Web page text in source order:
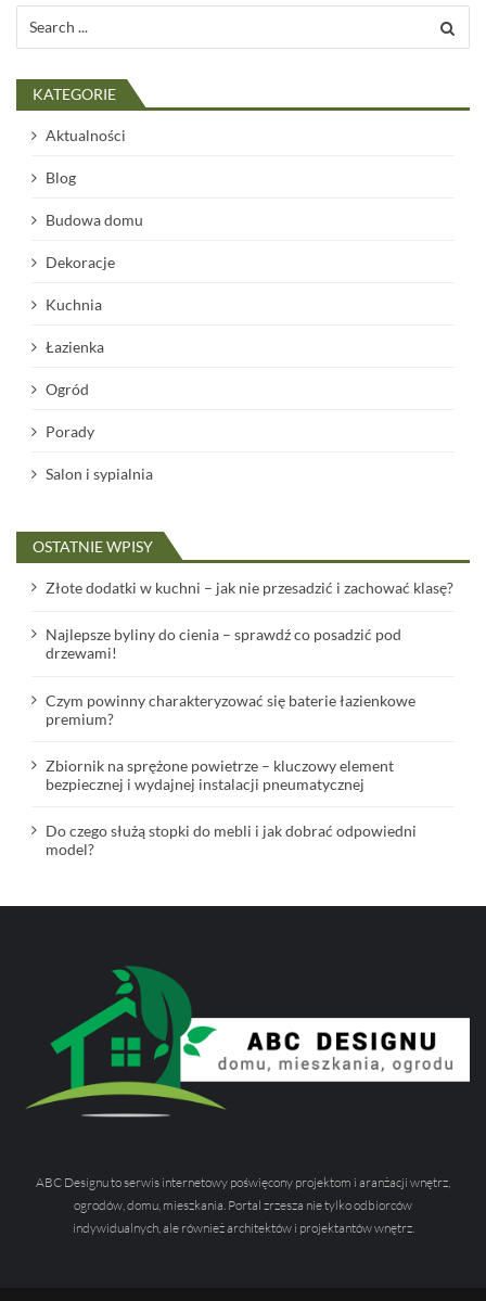
for:
KATEGORIE
Aktualności
Blog
Budowa domu
Dekoracje
Kuchnia
Łazienka
Ogród
Porady
Salon i sypialnia
OSTATNIE WPISY
Złote dodatki w kuchni – jak nie przesadzić i zachować klasę?
Najlepsze byliny do cienia – sprawdź co posadzić pod
drzewami!
Czym powinny charakteryzować się baterie łazienkowe
premium?
Zbiornik na sprężone powietrze – kluczowy element
bezpiecznej i wydajnej instalacji pneumatycznej
Do czego służą stopki do mebli i jak dobrać odpowiedni
model?
ABC Designu to serwis internetowy poświęcony projektom i aranżacji wnętrz,
ogrodów, domu, mieszkania. Portal zrzesza nie tylko odbiorców
indywidualnych, ale również architektów i projektantów wnętrz.